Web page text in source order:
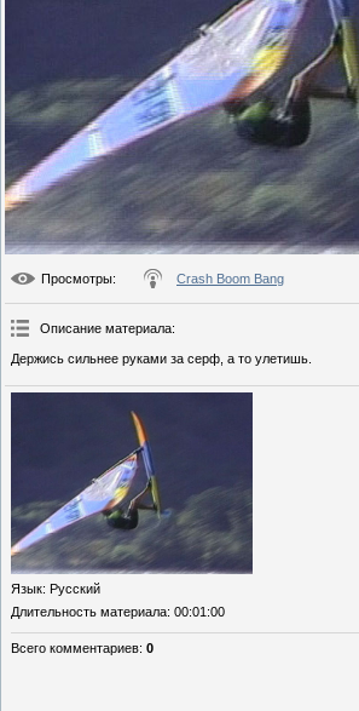
Просмотры: Crash Boom Bang
Описание материала:
Держись сильнее руками за серф, а то улетишь.
Язык: Русский
Длительность материала: 00:01:00
Всего комментариев: 0